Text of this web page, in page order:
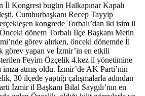
Kongresi bugün Halkapınar Kapalı
Cumhurbaşkanı Recep Tayyip
kongrede Torbalı’dan iki isim il
dönem Torbalı İlçe Başkanı Metin
görev alırken, önceki dönemde İl
görev yapan ve İzmir’in en etkili
Feyim Özçelik 4.kez il yönetimine
atmış oldu. İzmir’de AK Parti’nin
30 ilçede yaptığı çalışmalarla adından
İzmir il Başkanı Bilal Saygılı’nın en